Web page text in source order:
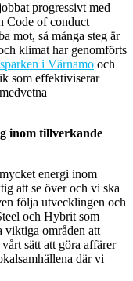
progressivt med
Code of conduct
mot, så många steg är
klimat har genomförts
i Värnamo och
som effektiviserar
inom tillverkande
energi inom
att se över och vi ska
följa utvecklingen och
och Hybrit som
viktiga områden att
sätt att göra affärer
där vi